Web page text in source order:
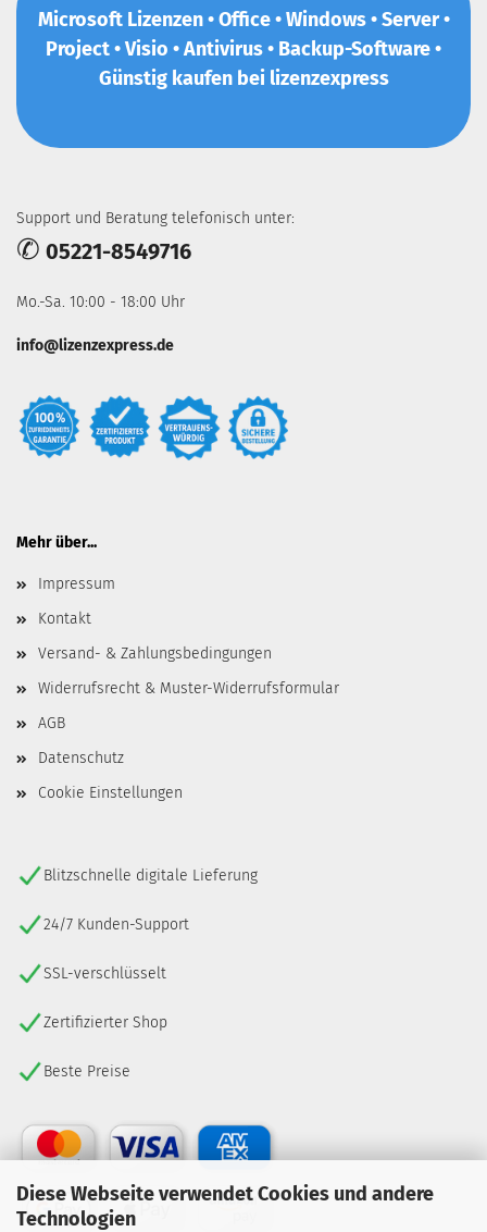
Diese Webseite verwendet Cookies und andere
Technologien
Microsoft Lizenzen • Office • Windows • Server •
Project • Visio • Antivirus • Backup-Software •
Günstig kaufen bei lizenzexpress
Support und Beratung telefonisch unter:
✆ 05221-8549716
Mo.-Sa. 10:00 - 18:00 Uhr
info@lizenzexpress.de
Mehr über...
Impressum
Kontakt
Versand- & Zahlungsbedingungen
Widerrufsrecht & Muster-Widerrufsformular
AGB
Datenschutz
Cookie Einstellungen
Blitzschnelle digitale Lieferung
24/7 Kunden-Support
SSL-verschlüsselt
Zertifizierter Shop
Beste Preise